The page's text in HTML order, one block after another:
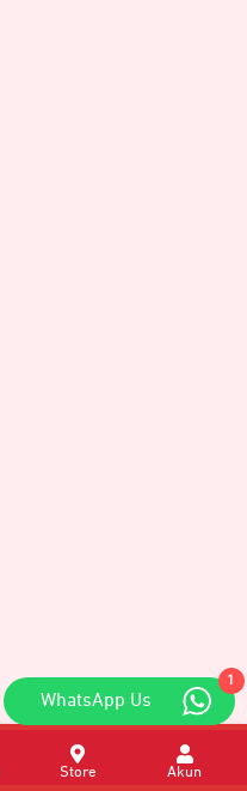
1
WhatsApp Us
Store Akun